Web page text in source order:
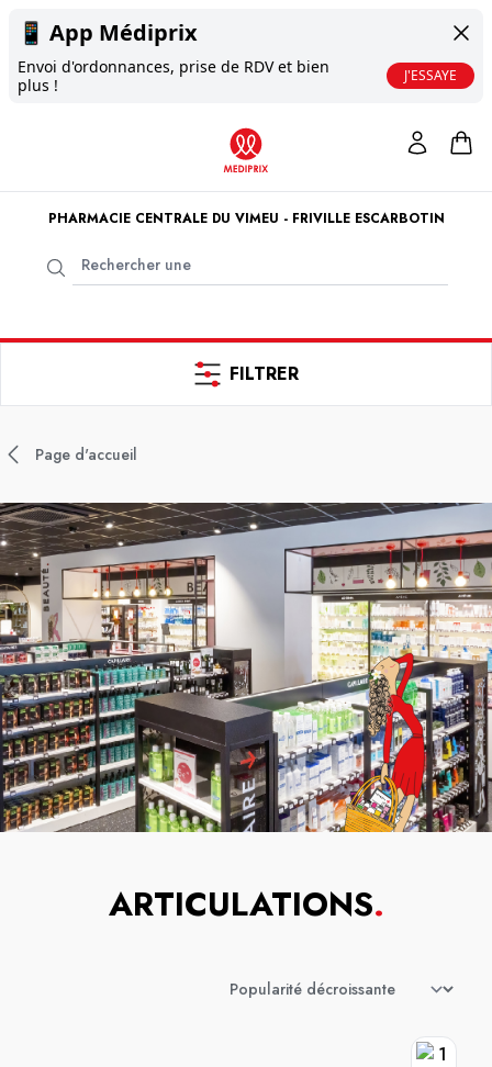
📱 App Médiprix
Envoi d'ordonnances, prise de RDV et bien
plus !
J'ESSAYE
PHARMACIE CENTRALE DU VIMEU - FRIVILLE ESCARBOTIN
FILTRER
Page d'accueil
ARTICULATIONS.